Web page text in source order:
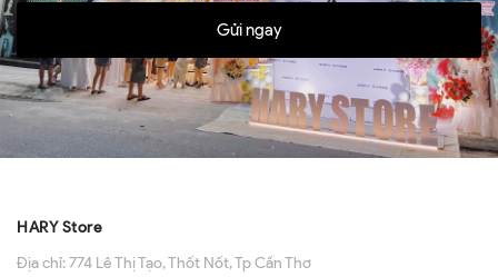
Gửi ngay
HARY Store
Địa chỉ:774 Lê Thị Tạo, Thốt Nốt, Tp Cần Thơ